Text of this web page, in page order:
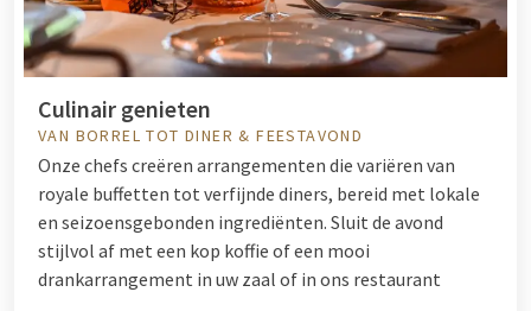
Culinair genieten
VAN BORREL TOT DINER & FEESTAVOND
Onze chefs creëren arrangementen die variëren van
royale buffetten tot verfijnde diners, bereid met lokale
en seizoensgebonden ingrediënten. Sluit de avond
stijlvol af met een kop koffie of een mooi
drankarrangement in uw zaal of in ons restaurant